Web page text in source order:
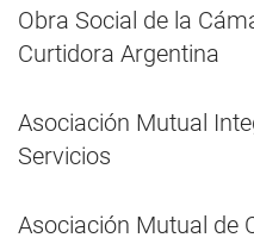
Obra Social de la
Curtidora Argentina
Asociación Mutual
Servicios
Asociación Mutual de